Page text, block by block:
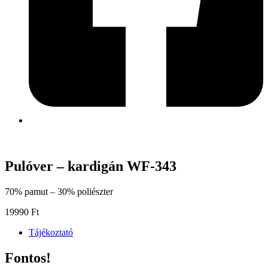
Pulóver – kardigán WF-343
70% pamut – 30% poliészter
19990 Ft
Tájékoztató
Fontos!